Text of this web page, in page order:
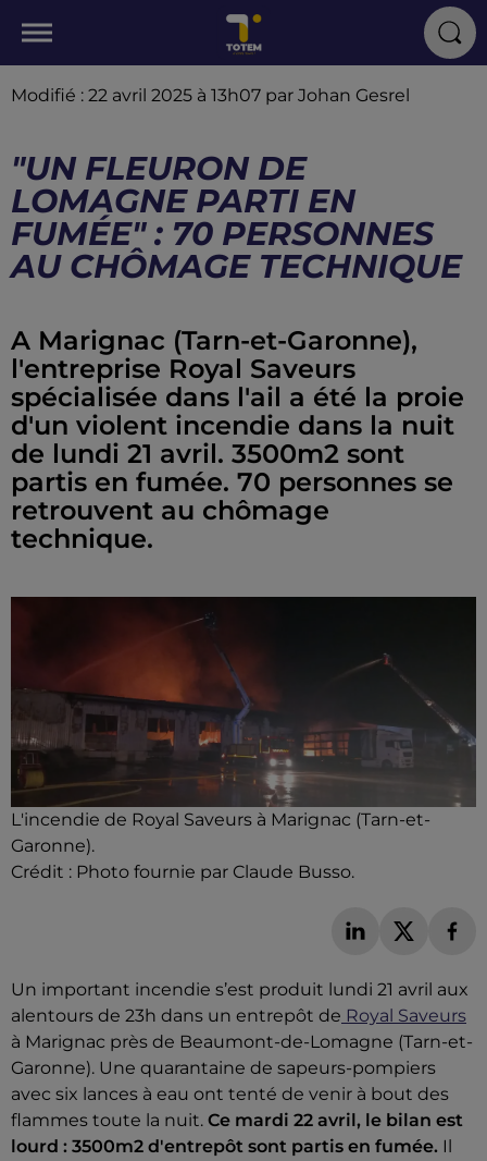
Modifié : 22 avril 2025 à 13h07 par Johan Gesrel
"UN FLEURON DE
LOMAGNE PARTI EN
FUMÉE" : 70 PERSONNES
AU CHÔMAGE TECHNIQUE
A Marignac (Tarn-et-Garonne),
l'entreprise Royal Saveurs
spécialisée dans l'ail a été la proie
d'un violent incendie dans la nuit
de lundi 21 avril. 3500m2 sont
partis en fumée. 70 personnes se
retrouvent au chômage
technique.
L'incendie de Royal Saveurs à Marignac (Tarn-et-
Garonne).
Crédit : Photo fournie par Claude Busso.
Un important incendie s’est produit lundi 21 avril aux
alentours de 23h dans un entrepôt de Royal Saveurs
à Marignac près de Beaumont-de-Lomagne (Tarn-et-
Garonne). Une quarantaine de sapeurs-pompiers
avec six lances à eau ont tenté de venir à bout des
flammes toute la nuit. Ce mardi 22 avril, le bilan est
lourd : 3500m2 d'entrepôt sont partis en fumée. Il